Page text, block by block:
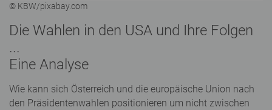
© KBW/pixabay.com
Die Wahlen in den USA und Ihre Folgen
...
Eine Analyse
Wie kann sich Österreich und die europäische Union nach
den Präsidentenwahlen positionieren um nicht zwischen